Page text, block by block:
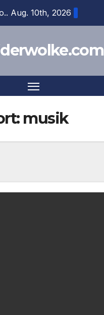
Aug. 10th, 2026
musik